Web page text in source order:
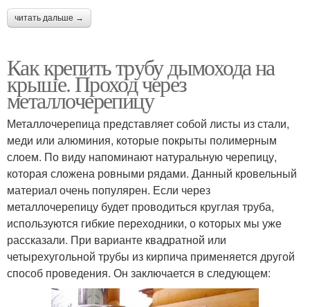
читать дальше →
Как крепить трубу дымохода на
крыше. Проход через
металлочерепицу
Металлочерепица представляет собой листы из стали,
меди или алюминия, которые покрыты полимерным
слоем. По виду напоминают натуральную черепицу,
которая сложена ровными рядами. Данный кровельный
материал очень популярен. Если через
металлочерепицу будет проводиться круглая труба,
используются гибкие переходники, о которых мы уже
рассказали. При варианте квадратной или
четырехугольной трубы из кирпича применяется другой
способ проведения. Он заключается в следующем: